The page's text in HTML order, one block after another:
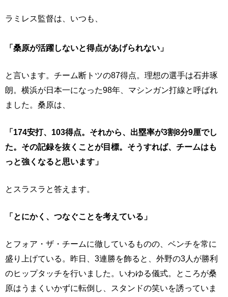
ラミレス監督は、いつも、
「桑原が活躍しないと得点があげられない」
と言います。チーム断トツの87得点。理想の選手は石井琢
朗。横浜が日本一になった98年、マシンガン打線と呼ばれ
ました。桑原は、
「174安打、103得点。それから、出塁率が3割8分9厘でし
た。その記録を抜くことが目標。そうすれば、チームはも
っと強くなると思います」
とスラスラと答えます。
「とにかく、つなぐことを考えている」
とフォア・ザ・チームに徹しているものの、ベンチを常に
盛り上げている。昨日、3連勝を飾ると、外野の3人が勝利
のヒップタッチを行いました。いわゆる儀式。ところが桑
原はうまくいかずに転倒し、スタンドの笑いを誘っていま